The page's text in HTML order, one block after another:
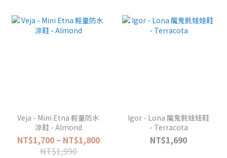
Veja - Mini Etna 輕量防水
涼鞋 - Almond
NT$1,700 ~ NT$1,800
NT$1,990
Igor - Lona 魔鬼氈娃娃鞋
- Terracota
NT$1,690